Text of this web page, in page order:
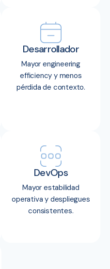
Desarrollador
Mayor engineering
efficiency y menos
pérdida de contexto.
DevOps
Mayor estabilidad
operativa y despliegues
consistentes.